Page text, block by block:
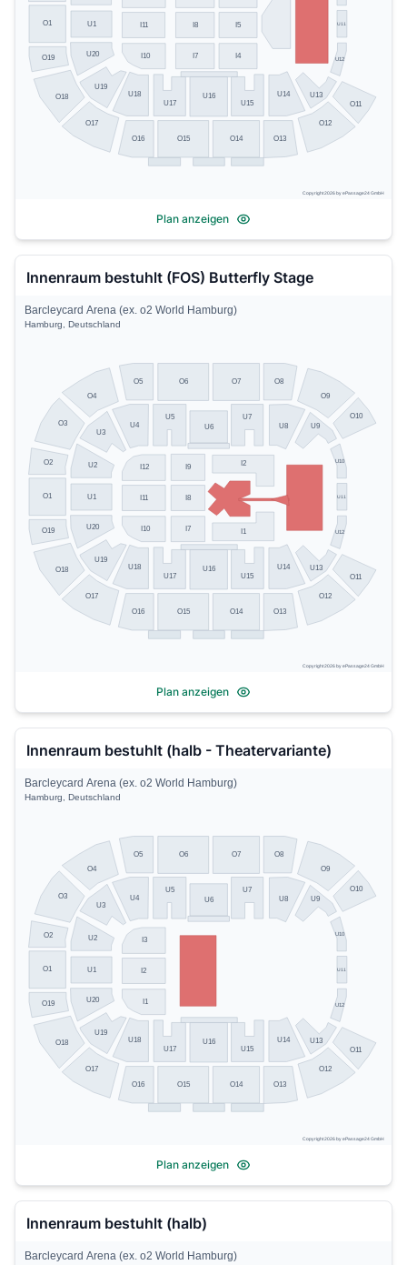
O19
O18
O17
O16 O15 O14 O13
O12
O11
O1
U20
U19
U18
U17
U16
U15
U14 U13
U12
U11
U1
I4
I5
I7
I8
I10
I11
Copyright 2026 by ePassage24 GmbH
Plan anzeigen
Innenraum bestuhlt (FOS) Butterfly Stage
O19
O18
O17
O16 O15 O14 O13
O12
O11
O10
O9
O8
O7
O6
O5
O4
O3
O2
O1
U20
U19
U18
U17
U16
U15
U14 U13
U12
U11
U10
U9
U8
U7
U6
U5
U4
U3
U2
U1
I10
I11
I12 I9
I8
I7
I2
I1
Barcleycard Arena (ex. o2 World Hamburg)
Hamburg, Deutschland
Copyright 2026 by ePassage24 GmbH
Plan anzeigen
Innenraum bestuhlt (halb - Theatervariante)
O19
O18
O17
O16 O15 O14 O13
O12
O11
O10
O9
O8
O7
O6
O5
O4
O3
O2
O1
U20
U19
U18
U17
U16
U15
U14 U13
U12
U11
U10
U9
U8
U7
U6
U5
U4
U3
U2
U1
I3
I2
I1
Barcleycard Arena (ex. o2 World Hamburg)
Hamburg, Deutschland
Copyright 2026 by ePassage24 GmbH
Plan anzeigen
Innenraum bestuhlt (halb)
Barcleycard Arena (ex. o2 World Hamburg)